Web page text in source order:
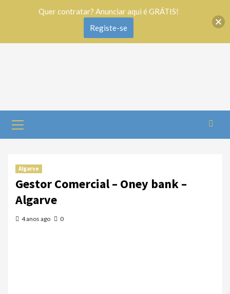
Algarve
Gestor Comercial – Oney bank –
Algarve
4 anos ago 0
Quer contratar? Anunciar aqui é GRÁTIS!
Registe-se